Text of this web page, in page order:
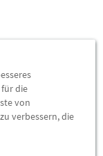
die
von
verbessern, die